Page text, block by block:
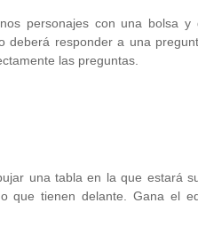
personajes con una bolsa y
deberá responder a una
las preguntas.
una tabla en la que estará
que tienen delante. Gana el